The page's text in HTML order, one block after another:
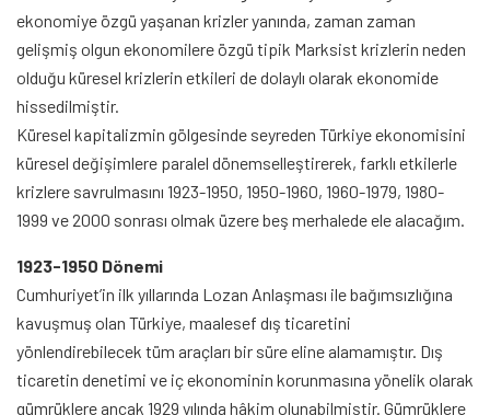
ekonomiye özgü yaşanan krizler yanında, zaman zaman
gelişmiş olgun ekonomilere özgü tipik Marksist krizlerin neden
olduğu küresel krizlerin etkileri de dolaylı olarak ekonomide
hissedilmiştir.
Küresel kapitalizmin gölgesinde seyreden Türkiye ekonomisini
küresel değişimlere paralel dönemselleştirerek, farklı etkilerle
krizlere savrulmasını 1923-1950, 1950-1960, 1960-1979, 1980-
1999 ve 2000 sonrası olmak üzere beş merhalede ele alacağım.
1923-1950 Dönemi
Cumhuriyet’in ilk yıllarında Lozan Anlaşması ile bağımsızlığına
kavuşmuş olan Türkiye, maalesef dış ticaretini
yönlendirebilecek tüm araçları bir süre eline alamamıştır. Dış
ticaretin denetimi ve iç ekonominin korunmasına yönelik olarak
gümrüklere ancak 1929 yılında hâkim olunabilmiştir. Gümrüklere